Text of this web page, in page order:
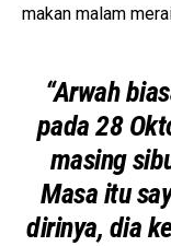
makan malam
“Arwah
pada 28
masing
Masa itu
dirinya, dia